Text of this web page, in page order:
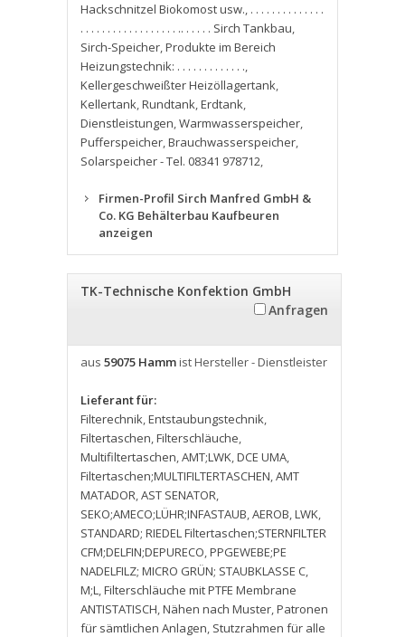
Hackschnitzel Biokomost usw., . . . . . . . . . . . . . .
. . . . . . . . . . . . . . . . . . .. . . . . . Sirch Tankbau,
Sirch-Speicher,Produkte im Bereich
Heizungstechnik: . . . . . . . . . . . . .,
Kellergeschweißter Heizöllagertank,
Kellertank,Rundtank,Erdtank,
Dienstleistungen,Warmwasserspeicher,
Pufferspeicher,Brauchwasserspeicher,
Solarspeicher - Tel. 08341 978712,
Firmen-Profil Sirch Manfred GmbH &
Co. KG Behälterbau Kaufbeuren
anzeigen
TK-Technische Konfektion GmbH
Anfragen
aus 59075 Hammist Hersteller - Dienstleister
Lieferant für:
Filterechnik,Entstaubungstechnik,
Filtertaschen,Filterschläuche,
Multifiltertaschen,AMT;LWK,DCE UMA,
Filtertaschen;MULTIFILTERTASCHEN,AMT
MATADOR,AST SENATOR,
SEKO;AMECO;LÜHR;INFASTAUB,AEROB,LWK,
STANDARD; RIEDEL Filtertaschen;STERNFILTER
CFM;DELFIN;DEPURECO,PPGEWEBE;PE
NADELFILZ; MICRO GRÜN; STAUBKLASSE C,
M;L,Filterschläuche mit PTFE Membrane
ANTISTATISCH,Nähen nach Muster,Patronen
für sämtlichen Anlagen, Stutzrahmen für alle